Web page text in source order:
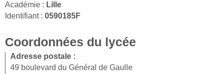
Académie : Lille
Identifiant : 0590185F
Coordonnées du lycée
Adresse postale :
49 boulevard du Général de Gaulle